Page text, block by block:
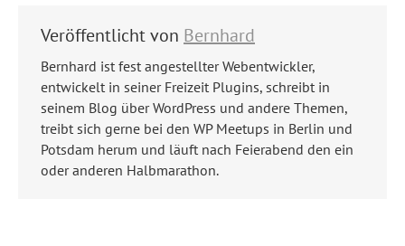
Veröffentlicht von Bernhard
Bernhard ist fest angestellter Webentwickler,
entwickelt in seiner Freizeit Plugins, schreibt in
seinem Blog über WordPress und andere Themen,
treibt sich gerne bei den WP Meetups in Berlin und
Potsdam herum und läuft nach Feierabend den ein
oder anderen Halbmarathon.